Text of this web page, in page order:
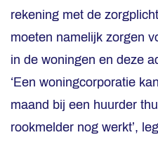
rekening met de
moeten namelijk zorgen
in de woningen en deze
‘Een woningcorporatie
maand bij een huurder
rookmelder nog werkt’,